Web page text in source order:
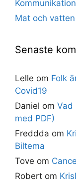
Kommunikation
Mat och vatten
Senaste
Lelle om Folk
Covid19
Daniel om Vad
med PDF)
Freddda om
Biltema
Tove om
Robert om